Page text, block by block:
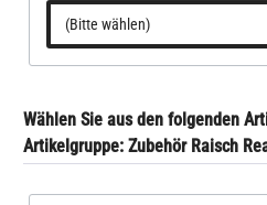
Wählen Sie aus den folgenden
Artikelgruppe: Zubehör Raisch